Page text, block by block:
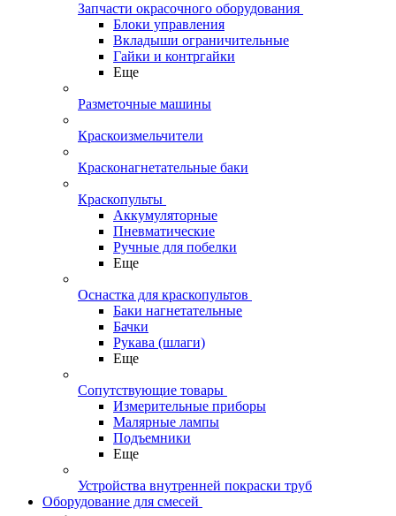
Запчасти окрасочного оборудования
Блоки управления
Вкладыши ограничительные
Гайки и контргайки
Еще
Разметочные машины
Краскоизмельчители
Красконагнетательные баки
Краскопульты
Аккумуляторные
Пневматические
Ручные для побелки
Еще
Оснастка для краскопультов
Баки нагнетательные
Бачки
Рукава (шлаги)
Еще
Сопутствующие товары
Измерительные приборы
Малярные лампы
Подъемники
Еще
Устройства внутренней покраски труб
Оборудование для смесей